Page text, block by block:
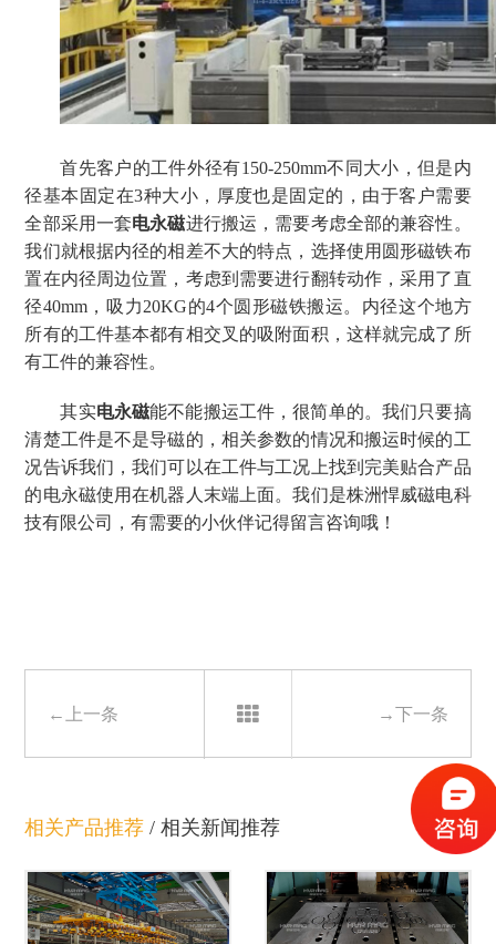
首先客户的工件外径有150-250mm不同大小，但是内
径基本固定在3种大小，厚度也是固定的，由于客户需要
全部采用一套电永磁进行搬运，需要考虑全部的兼容性。
我们就根据内径的相差不大的特点，选择使用圆形磁铁布
置在内径周边位置，考虑到需要进行翻转动作，采用了直
径40mm，吸力20KG的4个圆形磁铁搬运。内径这个地方
所有的工件基本都有相交叉的吸附面积，这样就完成了所
有工件的兼容性。
其实电永磁能不能搬运工件，很简单的。我们只要搞
清楚工件是不是导磁的，相关参数的情况和搬运时候的工
况告诉我们，我们可以在工件与工况上找到完美贴合产品
的电永磁使用在机器人末端上面。我们是株洲悍威磁电科
技有限公司，有需要的小伙伴记得留言咨询哦！
←上一条 →下一条
相关产品推荐 /相关新闻推荐